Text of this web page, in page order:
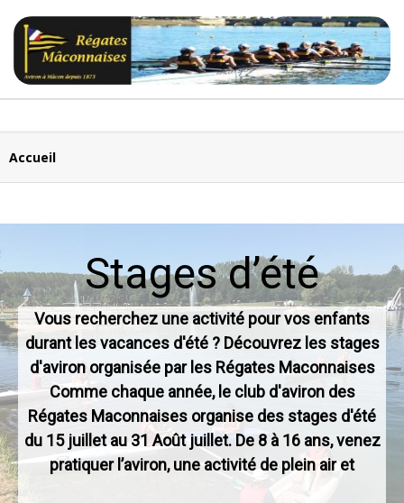
content
SOCIÉTÉ
DES
RÉGATES
MÂCONNAISES
Menu
Accueil
Stages d’été
Vous recherchez une activité pour vos enfants
durant les vacances d'été ? Découvrez les stages
d'aviron organisée par les Régates Maconnaises
Comme chaque année, le club d'aviron des
Régates Maconnaises organise des stages d'été
du 15 juillet au 31 Août juillet. De 8 à 16 ans, venez
pratiquer l’aviron, une activité de plein air et